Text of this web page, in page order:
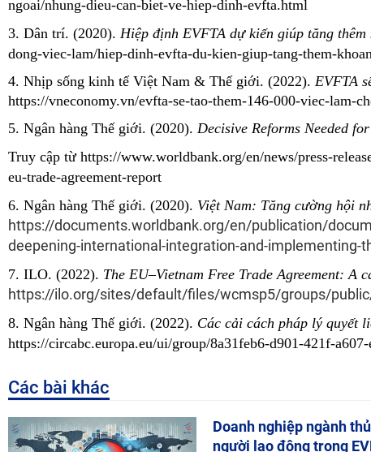
ngoai/nhung-dieu-can-biet-ve-hiep-dinh-evfta.html
3. Dân trí. (2020). Hiệp định EVFTA dự kiến giúp tăng thêm
dong-viec-lam/hiep-dinh-evfta-du-kien-giup-tang-them-
4. Nhịp sống kinh tế Việt Nam & Thế giới. (2022). EVFTA
https://vneconomy.vn/evfta-se-tao-them-146-000-viec-lam-
5. Ngân hàng Thế giới. (2020). Decisive Reforms Needed
Truy cập từ https://www.worldbank.org/en/news/press-
eu-trade-agreement-report
6. Ngân hàng Thế giới. (2020). Việt Nam: Tăng cường hội
https://documents.worldbank.org/en/publication/
deepening-international-integration-and-implementing-
7. ILO. (2022). The EU–Vietnam Free Trade Agreement: A
https://ilo.org/sites/default/files/wcmsp5/groups/
8. Ngân hàng Thế giới. (2022). Các cải cách pháp lý quyết
https://circabc.europa.eu/ui/group/8a31feb6-d901-421f-
Các bài khác
Doanh nghiệp ngành
người lao động trong